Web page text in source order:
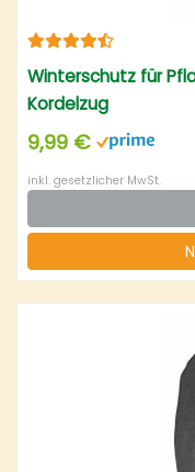
Winterschutz für
Kordelzug
9,99 €
inkl. gesetzlicher MwSt.